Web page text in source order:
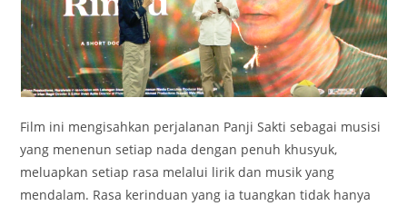
Film ini mengisahkan perjalanan Panji Sakti sebagai musisi
yang menenun setiap nada dengan penuh khusyuk,
meluapkan setiap rasa melalui lirik dan musik yang
mendalam. Rasa kerinduan yang ia tuangkan tidak hanya